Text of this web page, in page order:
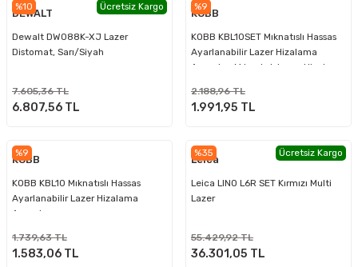
%10 Ücretsiz Kargo
DEWALT
Dewalt DW088K-XJ Lazer
Distomat, Sarı/Siyah
7.605,36 TL
6.807,56 TL
%9
KOBB
KOBB KBL10SET Mıknatıslı Hassas
Ayarlanabilir Lazer Hizalama
Aparatı + Mıknatıslı Lazer Hizalama
2.188,96 TL
1.991,95 TL
%9
KOBB
KOBB KBL10 Mıknatıslı Hassas
Ayarlanabilir Lazer Hizalama
Aparatı
1.739,63 TL
1.583,06 TL
%35 Ücretsiz Kargo
Leica
Leica LINO L6R SET Kırmızı Multi
Lazer
55.429,92 TL
36.301,05 TL